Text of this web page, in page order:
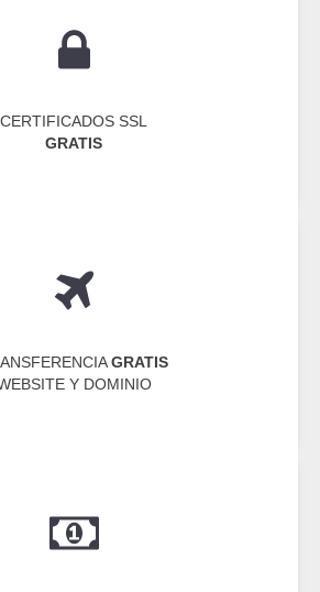
CERTIFICADOS SSL
GRATIS
GRATIS
Y DOMINIO